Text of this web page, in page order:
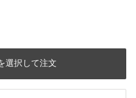
選択して注文